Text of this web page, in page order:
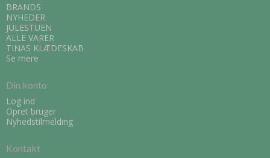
BRANDS
NYHEDER
JULESTUEN
ALLE VARER
TINAS KLÆDESKAB
Se mere
Din konto
Log ind
Opret bruger
Nyhedstilmelding
Kontakt